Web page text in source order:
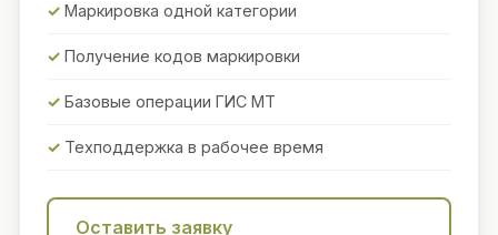
Маркировка одной категории
Получение кодов маркировки
Базовые операции ГИС МТ
Техподдержка в рабочее время
Оставить заявку